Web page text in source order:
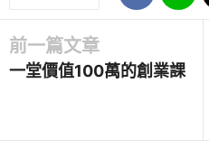
前一篇文章
一堂價值100萬的創業課